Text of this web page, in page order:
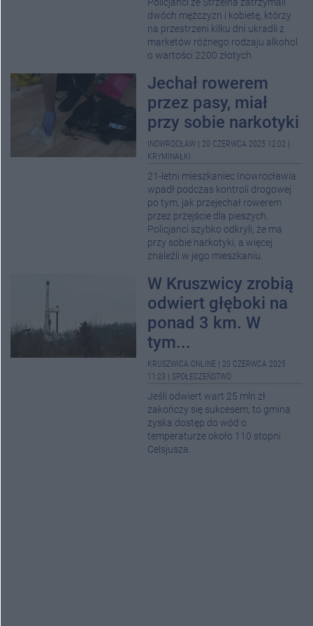
Policjanci ze Strzelna zatrzymali
dwóch mężczyzn i kobietę, którzy
na przestrzeni kilku dni ukradli z
marketów różnego rodzaju alkohol
o wartości 2200 złotych.
Jechał rowerem
przez pasy, miał
przy sobie narkotyki
INOWROCŁAW 20 CZERWCA 2025 12:02
KRYMINAŁKI
21-letni mieszkaniec Inowrocławia
wpadł podczas kontroli drogowej
po tym, jak przejechał rowerem
przez przejście dla pieszych.
Policjanci szybko odkryli, że ma
przy sobie narkotyki, a więcej
znaleźli w jego mieszkaniu.
W Kruszwicy zrobią
odwiert głęboki na
ponad 3 km. W
tym...
KRUSZWICA.ONLINE
20 CZERWCA 2025
11:23
SPOŁECZEŃSTWO
Jeśli odwiert wart 25 mln zł
zakończy się sukcesem, to gmina
zyska dostęp do wód o
temperaturze około 110 stopni
Celsjusza.